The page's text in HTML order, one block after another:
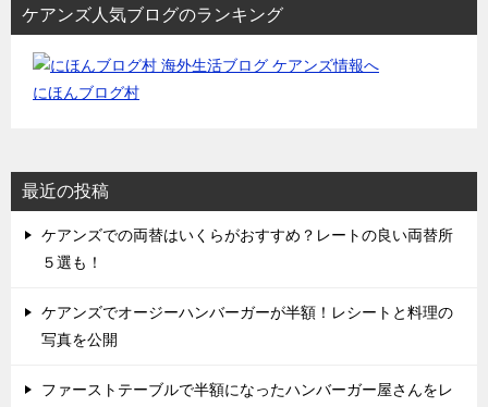
ケアンズ人気ブログのランキング
にほんブログ村
最近の投稿
ケアンズでの両替はいくらがおすすめ？レートの良い両替所
５選も！
ケアンズでオージーハンバーガーが半額！レシートと料理の
写真を公開
ファーストテーブルで半額になったハンバーガー屋さんをレ